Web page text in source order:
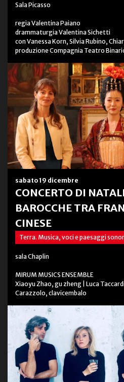
Sala Picasso
regia Valentina Paiano
drammaturgia Valentina Sichetti
con Vanessa Korn, Silvia Rubino,
produzione Compagnia Teatro
sabato 19 dicembre
CONCERTO DI
BAROCCHE TRA
CINESE
Terra. Musica, voci e paesaggi
sala Chaplin
MIRUM MUSICS ENSEMBLE
Xiaoyu Zhao, gu zheng | Luca
Carazzolo, clavicembalo